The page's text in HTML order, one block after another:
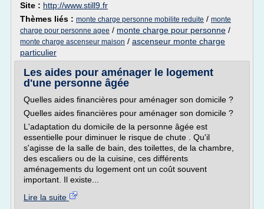
Site : http://www.still9.fr
Thèmes liés : monte charge personne mobilite reduite / monte
charge pour personne agee / monte charge pour personne /
monte charge ascenseur maison / ascenseur monte charge
particulier
Les aides pour aménager le logement
d'une personne âgée
Quelles aides financières pour aménager son domicile ?
Quelles aides financières pour aménager son domicile ?
L'adaptation du domicile de la personne âgée est
essentielle pour diminuer le risque de chute . Qu'il
s'agisse de la salle de bain, des toilettes, de la chambre,
des escaliers ou de la cuisine, ces différents
aménagements du logement ont un coût souvent
important. Il existe...
Lire la suite